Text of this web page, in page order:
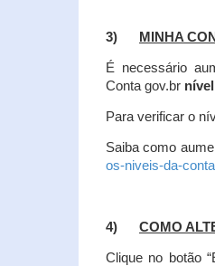
3) MINHA
É necessário
Conta gov.br
Para verificar o
Saiba como
os-niveis-da-
4) COMO
Clique no botão